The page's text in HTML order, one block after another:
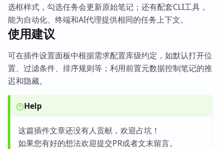
选框样式，勾选任务会更新原始笔记；还有配套CLI工具，
能为自动化、终端和AI代理提供相同的任务上下文。
使用建议
可在插件设置面板中根据需求配置库级约定，如默认打开位
置、过滤条件、排序规则等；利用前置元数据控制笔记的推
迟和隐藏。
Help
这篇插件文章还没有人贡献，欢迎占坑！
如果您有好的想法欢迎提交PR或者文末留言。